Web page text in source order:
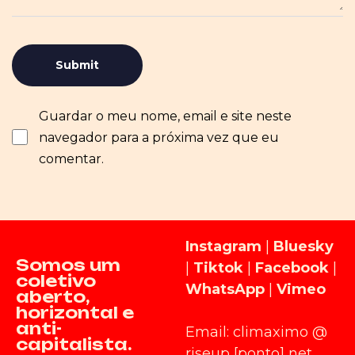
Guardar o meu nome, email e site neste
navegador para a próxima vez que eu
comentar.
Somos um
coletivo
aberto,
horizontal e
anti-
capitalista.
Instagram | Bluesky
| Tiktok | Facebook |
WhatsApp | Vimeo
Email: climaximo @